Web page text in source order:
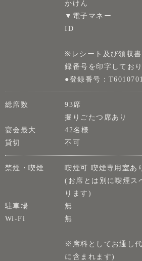
かけん
▼電子マネー
ID
※レシート及び領収
録番号を印字してお
●登録番号：
総席数
93席
掘りごたつ席あり
宴会最大
42名様
貸切
不可
禁煙・喫煙
喫煙可 喫煙専用室あ
(お席とは別に喫煙ス
ります)
駐車場
無
Wi-Fi
無
※席料としてお通し
に含まれます)